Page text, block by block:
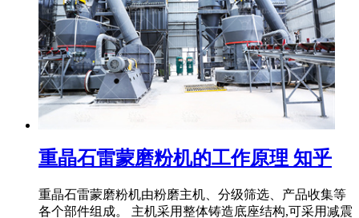
重晶石雷蒙磨粉机的工作原理 知乎
重晶石雷蒙磨粉机由粉磨主机、分级筛选、产品收集等
各个部件组成。 主机采用整体铸造底座结构,可采用减震